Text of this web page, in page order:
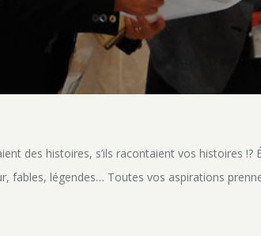
des histoires, s’ils racontaient vos histoires
fables, légendes… Toutes vos aspirations